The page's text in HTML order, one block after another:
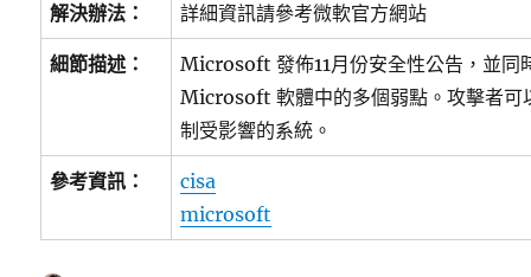
解決辦法： 詳細資訊請參考微軟官方網站
細節描述：
Microsoft 發佈11月份安全性公告，並同
Microsoft 軟體中的多個弱點。攻擊者可
制受影響的系統。
參考資訊：
cisa
microsoft